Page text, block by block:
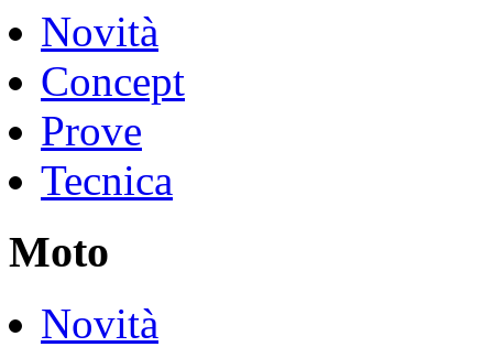
Novità
Concept
Prove
Tecnica
Moto
Novità